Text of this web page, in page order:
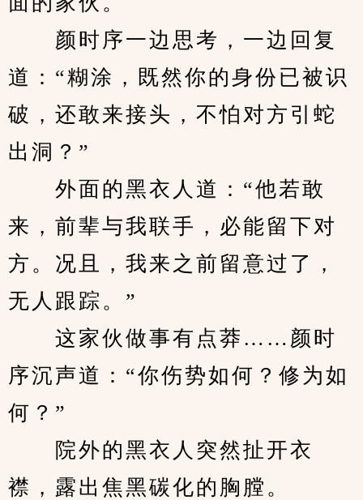
颜时序一边思考，一边回复
道：“糊涂，既然你的身份已被识
破，还敢来接头，不怕对方引蛇
出洞？”
外面的黑衣人道：“他若敢
来，前辈与我联手，必能留下对
方。况且，我来之前留意过了，
无人跟踪。”
这家伙做事有点莽……颜时
序沉声道：“你伤势如何？修为如
何？”
院外的黑衣人突然扯开衣
襟，露出焦黑碳化的胸膛。